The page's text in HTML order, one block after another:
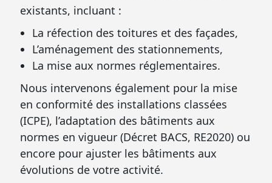
existants, incluant :
La réfection des toitures et des façades,
L’aménagement des stationnements,
La mise aux normes réglementaires.
Nous intervenons également pour la mise
en conformité des installations classées
(ICPE), l’adaptation des bâtiments aux
normes en vigueur (Décret BACS, RE2020) ou
encore pour ajuster les bâtiments aux
évolutions de votre activité.